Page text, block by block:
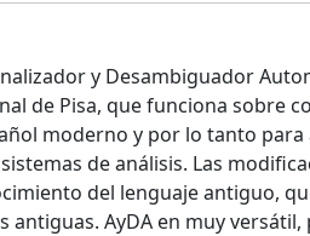
y Desambiguador
de Pisa, que funciona sobre
moderno y por lo tanto
de análisis. Las
del lenguaje antiguo,
antiguas. AyDA en muy